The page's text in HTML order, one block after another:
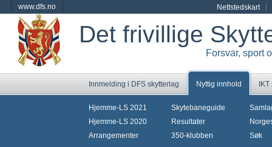
www.dfs.no Nettstedskart
Det frivillige
Forsvar, sport
Innmelding i DFS skytterlag Nyttig innhold
Hjemme-LS 2021
Hjemme-LS 2020
Arrangementer
Skytebaneguide
Resultater
350-klubben
Søk